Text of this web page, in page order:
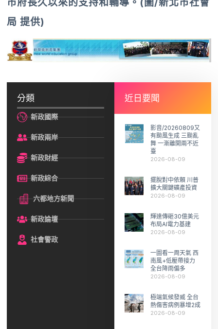
局 提供)
分類
新政國際
新政兩岸
新政財經
新政綜合
六都地方新聞
新政論壇
社會警政
近日要聞
影音/20260809又
有颱風生成 三颱亂
舞 一漸離開兩不近
臺
2026-08-09
擺脫對中依賴 川普
擴大關鍵礦產投資
2026-08-09
輝達傳砸30億美元
布局AI電力基建
2026-08-09
一圖看一周天氣 西
南風+低壓帶接力
全台降雨偏多
2026-08-09
極端氣候發威 全台
熱傷害病例暴增2成
2026-08-09